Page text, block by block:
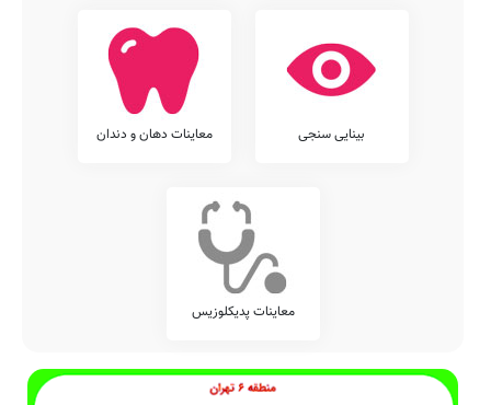
بینایی سنجی معاینات دهان و دندان
معاینات پدیکلوزیس